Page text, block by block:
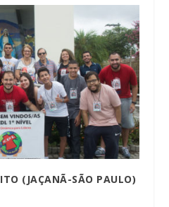
(JAÇANÃ-SÃO PAULO)